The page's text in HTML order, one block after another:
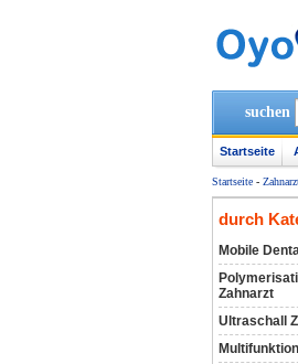
suchen
Startseite
Startseite -
durch
Mobile
Zahnarzt
Ultraschall